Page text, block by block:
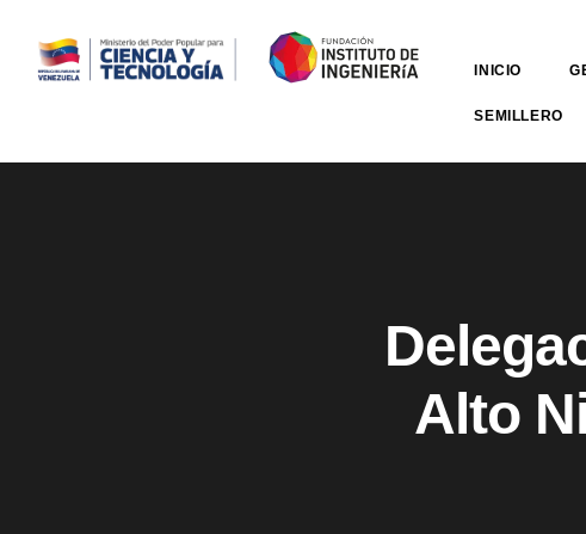
INICIO
SEMILLERO
Alto